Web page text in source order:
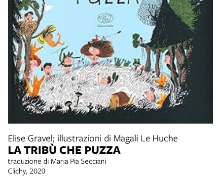
Elise Gravel; illustrazioni di Magali Le Huche
LA TRIBÙ CHE PUZZA
traduzione di Maria Pia Secciani
Clichy, 2020